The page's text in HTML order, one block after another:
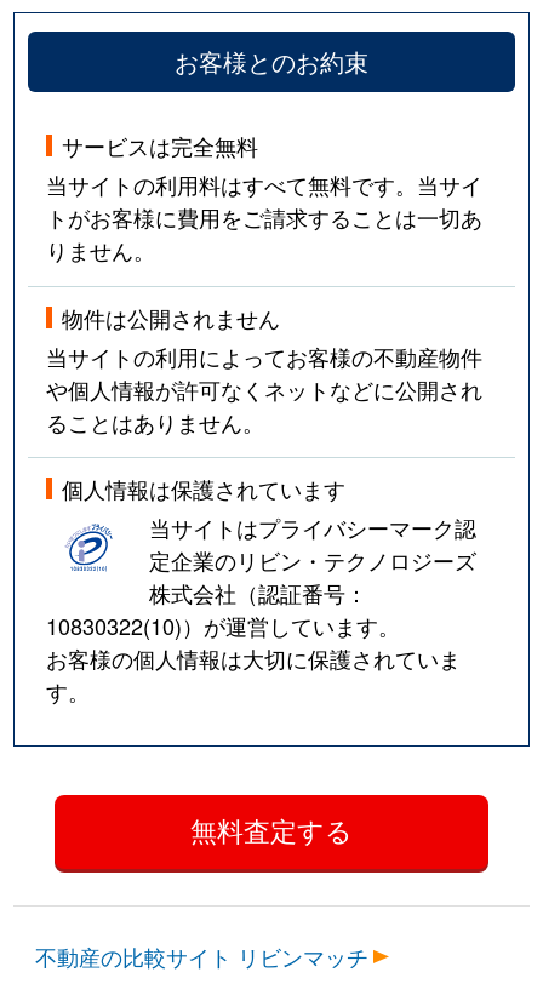
お客様とのお約束
サービスは完全無料
当サイトの利用料はすべて無料です。当サイ
トがお客様に費用をご請求することは一切あ
りません。
物件は公開されません
当サイトの利用によってお客様の不動産物件
や個人情報が許可なくネットなどに公開され
ることはありません。
個人情報は保護されています
当サイトはプライバシーマーク認
定企業のリビン・テクノロジーズ
株式会社（認証番号：
10830322(10)）が運営しています。
お客様の個人情報は大切に保護されていま
す。
不動産の比較サイト リビンマッチ